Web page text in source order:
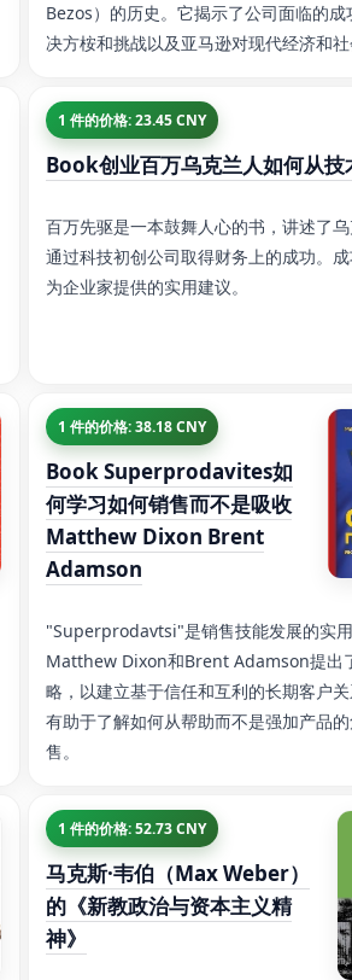
Bezos）的历史。它揭示了公司面临的成
决方桉和挑战以及亚马逊对现代经济和社
1 件的价格: 23.45 CNY
Book创业百万乌克兰人如何从技
百万先驱是一本鼓舞人心的书，讲述了
通过科技初创公司取得财务上的成功。
为企业家提供的实用建议。
1 件的价格: 38.18 CNY
Book Superprodavites如
何学习如何销售而不是吸收
Matthew Dixon Brent
Adamson
"Superprodavtsi"是销售技能发展的实
Matthew Dixon和Brent Adamson提出
略，以建立基于信任和互利的长期客户
有助于了解如何从帮助而不是强加产品
售。
1 件的价格: 52.73 CNY
马克斯·韦伯（Max Weber）
的《新教政治与资本主义精
神》